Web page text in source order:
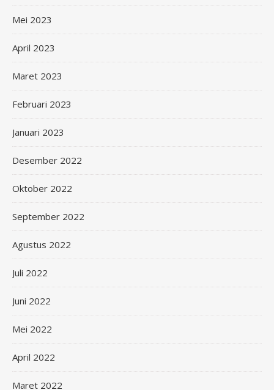
Mei 2023
April 2023
Maret 2023
Februari 2023
Januari 2023
Desember 2022
Oktober 2022
September 2022
Agustus 2022
Juli 2022
Juni 2022
Mei 2022
April 2022
Maret 2022